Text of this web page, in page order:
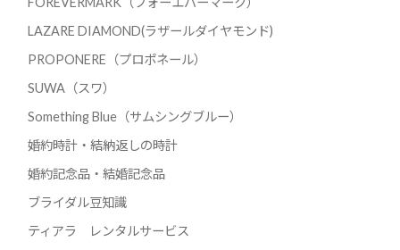
LAZARE DIAMOND(ラザールダイヤモンド)
PROPONERE（プロポネール）
SUWA（スワ）
Something Blue（サムシングブルー）
婚約時計・結納返しの時計
婚約記念品・結婚記念品
ブライダル豆知識
ティアラ レンタルサービス